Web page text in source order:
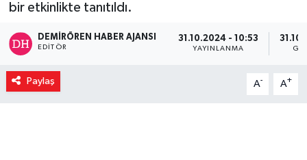
bir etkinlikte tanıtıldı.
DEMIRÖREN HABER AJANSI
EDITÖR
31.10.2024 - 10:53
YAYINLANMA
Paylaş A- A+